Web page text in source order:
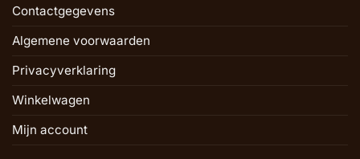
Contactgegevens
Algemene voorwaarden
Privacyverklaring
Winkelwagen
Mijn account